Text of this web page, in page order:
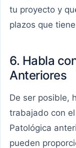
tu proyecto y
plazos que
6. Habla
Anteriores
De ser posible,
trabajado con
Patológica
pueden